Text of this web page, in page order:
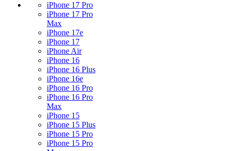
iPhone 17 Pro
iPhone 17 Pro
Max
iPhone 17e
iPhone 17
iPhone Air
iPhone 16
iPhone 16 Plus
iPhone 16e
iPhone 16 Pro
iPhone 16 Pro
Max
iPhone 15
iPhone 15 Plus
iPhone 15 Pro
iPhone 15 Pro